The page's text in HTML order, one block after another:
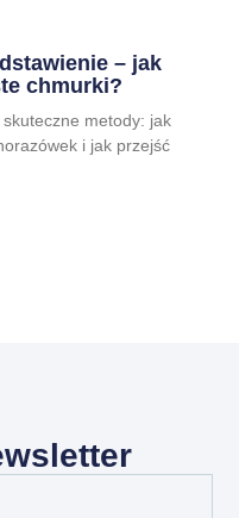
– jak
chmurki?
metody: jak
i jak przejść